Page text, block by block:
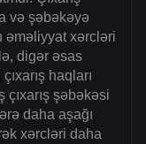
və şəbəkəyə
əməliyyat xərcləri
digər əsas
haqları
çıxarış şəbəkəsi
daha aşağı
xərcləri daha